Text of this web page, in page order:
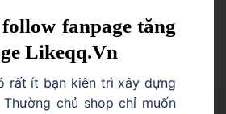
fanpage tăng
Likeqq.Vn
rất ít bạn kiên trì xây dựng
chủ shop chỉ muốn